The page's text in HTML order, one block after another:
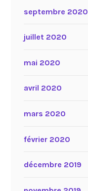
septembre 2020
juillet 2020
mai 2020
avril 2020
mars 2020
février 2020
décembre 2019